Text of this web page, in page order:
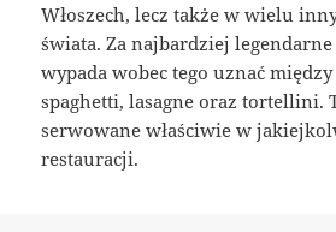
Włoszech, lecz także w wielu
świata. Za najbardziej
wypada wobec tego uznać
spaghetti, lasagne oraz tortellini.
serwowane właściwie w
restauracji.